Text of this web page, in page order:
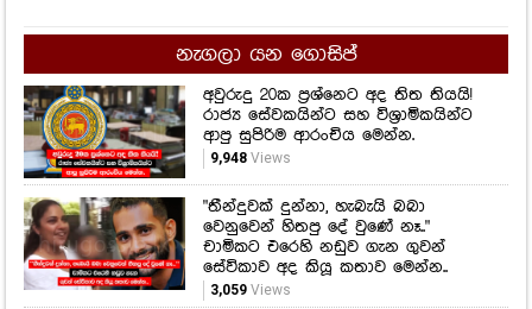
"තීන්දුවක් දුන්නා, හැබැයි බබා
වෙනුවෙන් හිතපු දේ වුණේ නෑ.."
චාමිකට එරෙහි නඩුව ගැන ගුවන්
සේවිකාව අද කියූ කතාව මෙන්න..
3,059Views
අවසාන මොහොතේ ඔවුන් ජීවිතය ගැන
මේ වගේ තීරණයක් ගත්තේ ඇයි..?
ජීවන ගමන නොසිතූ ලෙස කෙළවර
කරගත් නිවුන් සහෝදරියන් ගැන මේ
ඇසෙන්නේ සංවේදී කතාව මෙන්න..
2,097 Views